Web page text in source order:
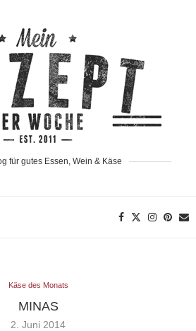
für gutes Essen, Wein & Käse
Käse des Monats
MINAS
2. Juni 2014